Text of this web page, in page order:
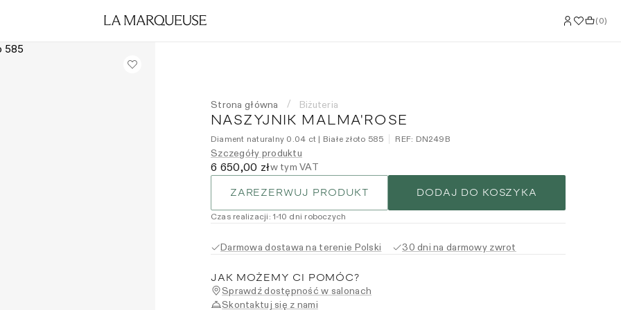
(0)
Strona główna / Biżuteria
NASZYJNIK MALMA'ROSE
Diament naturalny 0.04 ct | Białe złoto 585 REF: DN249B
Szczegóły produktu
6 650,00 złw tym VAT
ZAREZERWUJ PRODUKT DODAJ DO KOSZYKA
Czas realizacji :1-10 dni roboczych
Darmowa dostawa na terenie Polski 30 dni na darmowy zwrot
JAK MOŻEMY CI POMÓC?
Sprawdź dostępność w salonach
Skontaktuj się z nami